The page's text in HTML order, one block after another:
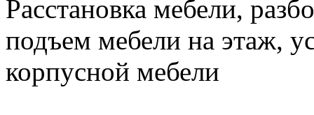
Расстановка мебели,
подъем мебели на этаж,
корпусной мебели